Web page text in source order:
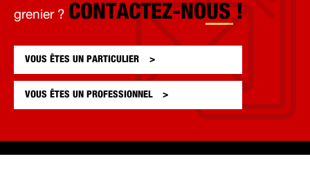
grenier ? CONTACTEZ-NOUS !
VOUS ÊTES UN PARTICULIER
VOUS ÊTES UN PROFESSIONNEL